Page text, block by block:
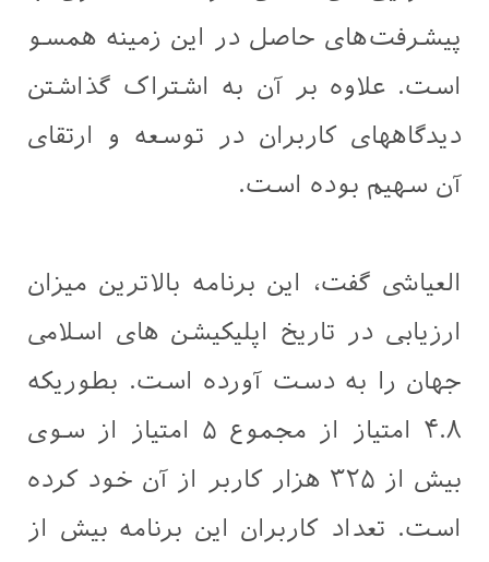
پیشرفت‌های حاصل در این زمینه همسو
است. علاوه بر آن به اشتراک گذاشتن
ديدگاههاى كاربران در توسعه و ارتقای
آن سهیم بوده است.
العیاشی گفت، این برنامه بالاترین میزان
ارزیابی در تاریخ اپلیکیشن های اسلامی
جهان را به دست آورده است. بطوریکه
۴.۸ امتیاز از مجموع ۵ امتیاز از سوى
بیش از ۳۲۵ هزار کاربر از آن خود کرده
است. تعداد کاربران این برنامه بیش از